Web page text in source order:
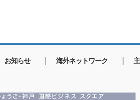
お知らせ 海外ネットワーク